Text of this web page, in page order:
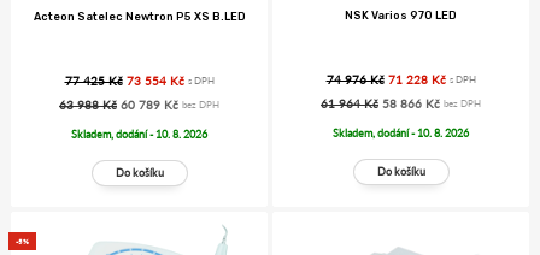
Acteon Satelec Newtron P5 XS B.LED
77 425 Kč 73 554 Kč s DPH
63 988 Kč 60 789 Kč bez DPH
Skladem, dodání - 10. 8. 2026
NSK Varios 970 LED
74 976 Kč 71 228 Kč s DPH
61 964 Kč 58 866 Kč bez DPH
Skladem, dodání - 10. 8. 2026
-5%